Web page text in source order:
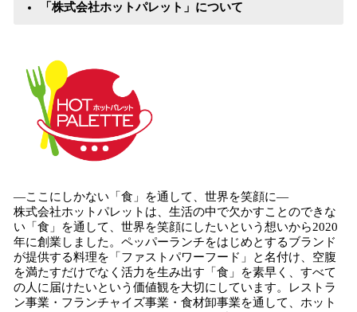
「株式会社ホットパレット」について
―ここにしかない「食」を通して、世界を笑顔に―
株式会社ホットパレットは、生活の中で欠かすことのできな
い「食」を通して、世界を笑顔にしたいという想いから2020
年に創業しました。ペッパーランチをはじめとするブランド
が提供する料理を「ファストパワーフード」と名付け、空腹
を満たすだけでなく活力を生み出す「食」を素早く、すべて
の人に届けたいという価値観を大切にしています。レストラ
ン事業・フランチャイズ事業・食材卸事業を通して、ホット